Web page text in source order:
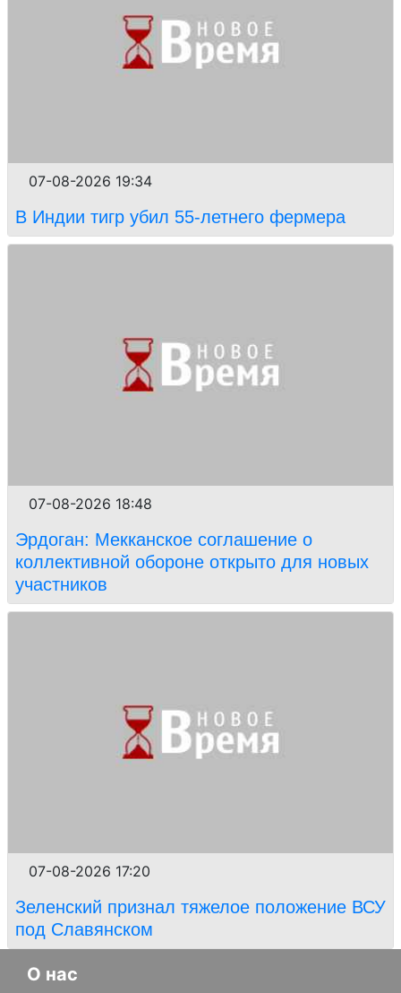
07-08-2026 19:34
В Индии тигр убил 55-летнего фермера
07-08-2026 18:48
Эрдоган: Мекканское соглашение о
коллективной обороне открыто для новых
участников
07-08-2026 17:20
Зеленский признал тяжелое положение ВСУ
под Славянском
О нас